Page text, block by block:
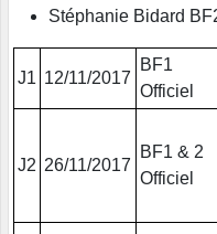
Stéphanie Bidard
J1 12/11/2017
BF1
Officiel
J2 26/11/2017
BF1 & 2
Officiel